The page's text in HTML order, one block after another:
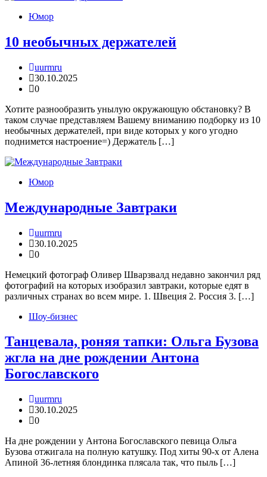
Юмор
10 необычных держателей
uurmru
30.10.2025
0
Хотите разнообразить унылую окружающую обстановку? В
таком случае представляем Вашему вниманию подборку из 10
необычных держателей, при виде которых у кого угодно
поднимется настроение=) Держатель […]
Юмор
Международные Завтраки
uurmru
30.10.2025
0
Немецкий фотограф Оливер Шварзвалд недавно закончил ряд
фотографий на которых изобразил завтраки, которые едят в
различных странах во всем мире. 1. Швеция 2. Россия 3. […]
Шоу-бизнес
Танцевала, роняя тапки: Ольга Бузова
жгла на дне рождении Антона
Богославского
uurmru
30.10.2025
0
На дне рождении у Антона Богославского певица Ольга
Бузова отжигала на полную катушку. Под хиты 90-х от Алена
Апиной 36-летняя блондинка плясала так, что пыль […]